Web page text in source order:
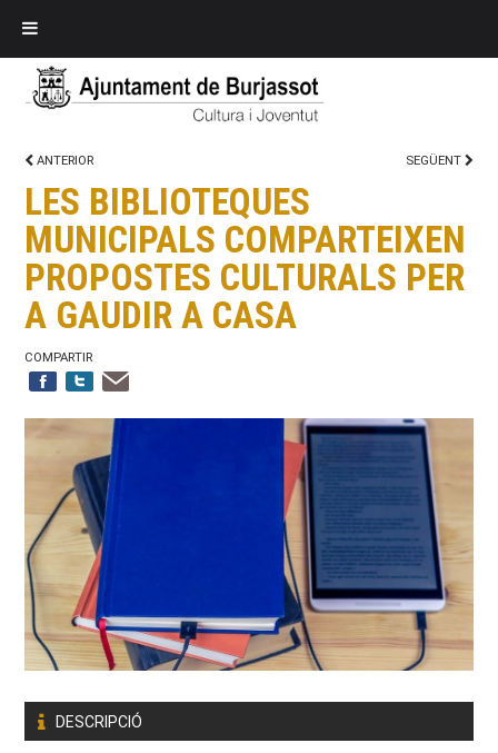
ANTERIOR SEGÜENT
LES BIBLIOTEQUES
MUNICIPALS COMPARTEIXEN
PROPOSTES CULTURALS PER
A GAUDIR A CASA
COMPARTIR
DESCRIPCIÓ